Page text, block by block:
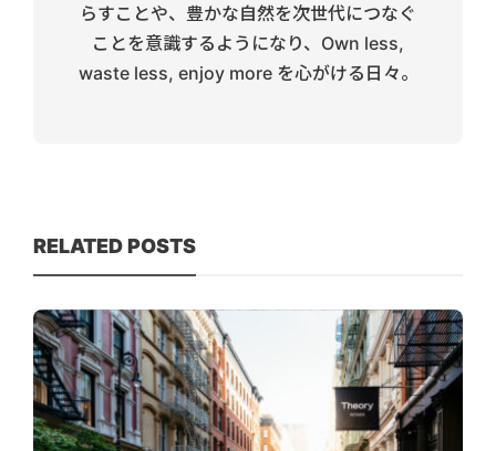
らすことや、豊かな自然を次世代につなぐ
ことを意識するようになり、Own less,
waste less, enjoy more を心がける日々。
RELATED POSTS